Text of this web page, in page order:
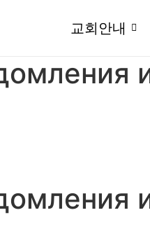
교회안내